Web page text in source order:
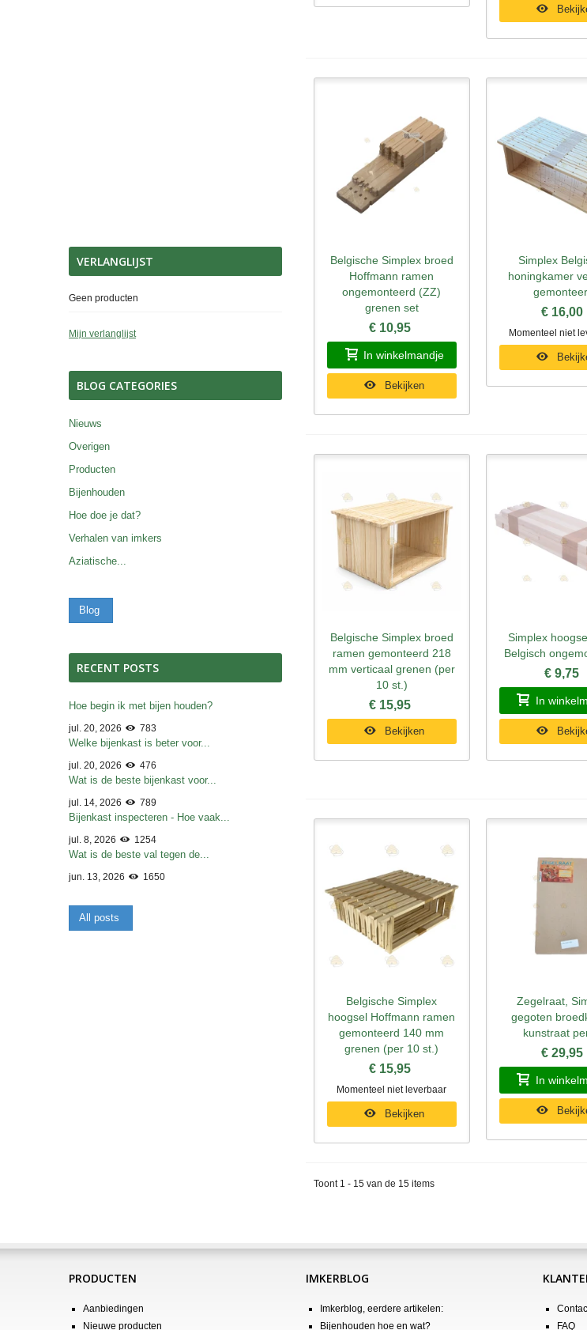
VERLANGLIJST
Geen producten
Mijn verlanglijst
BLOG CATEGORIES
Nieuws
Overigen
Producten
Bijenhouden
Hoe doe je dat?
Verhalen van imkers
Aziatische...
Blog
RECENT POSTS
Hoe begin ik met bijen houden?
jul. 20, 2026 783
Welke bijenkast is beter voor...
jul. 20, 2026 476
Wat is de beste bijenkast voor...
jul. 14, 2026 789
Bijenkast inspecteren - Hoe vaak...
jul. 8, 2026 1254
Wat is de beste val tegen de...
jun. 13, 2026 1650
All posts
Snel bekijken
Belgische Simplex broed
Hoffmann ramen
ongemonteerd (ZZ)
grenen set
€ 10,95
In winkelmandje
Bekijken
Snel bekijken
Simplex
honingkamer
€ 16,00
Momenteel niet
Snel bekijken
Belgische Simplex broed
ramen gemonteerd 218
mm verticaal grenen (per
10 st.)
€ 15,95
Bekijken
Snel bekijken
Simplex
Belgisch
€ 9,75
In
Snel bekijken
Belgische Simplex
hoogsel Hoffmann ramen
gemonteerd 140 mm
grenen (per 10 st.)
€ 15,95
Momenteel niet leverbaar
Bekijken
Snel bekijken
Zegelraat,
gegoten
kunstraat
€ 29,95
In
Toont 1 - 15 van de 15 items
PRODUCTEN
Aanbiedingen
Nieuwe producten
IMKERBLOG
Imkerblog, eerdere artikelen:
Bijenhouden hoe en wat?
FAQ